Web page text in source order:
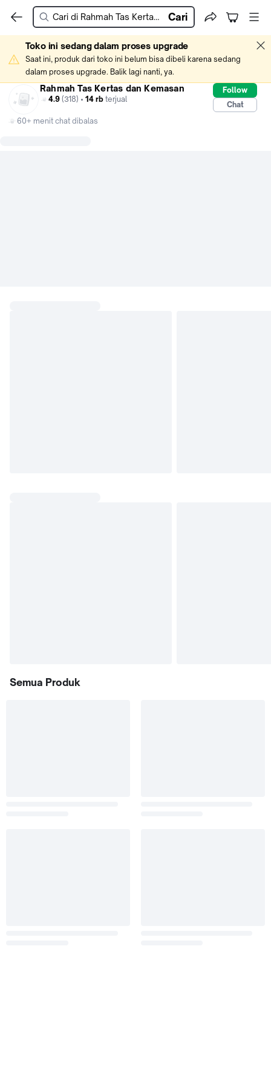
Cari
Toko ini sedang dalam proses upgrade
Saat ini, produk dari toko ini belum bisa dibeli karena sedang
dalam proses upgrade. Balik lagi nanti, ya.
Rahmah Tas Kertas dan Kemasan
4.9 (318) • 14 rb terjual
Follow
Chat
60+ menit chat dibalas
Semua Produk